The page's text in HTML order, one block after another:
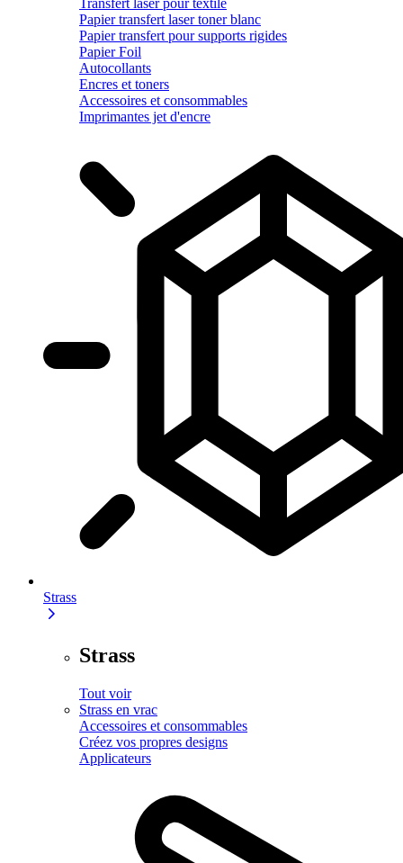
Papier transfert laser toner blanc
Papier transfert pour supports rigides
Papier Foil
Autocollants
Encres et toners
Accessoires et consommables
Imprimantes jet d'encre
Strass
Strass
Tout voir
Strass en vrac
Accessoires et consommables
Créez vos propres designs
Applicateurs